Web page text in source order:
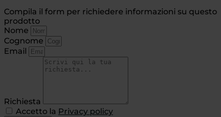
Compila il form per richiedere informazioni su questo
prodotto
Nome
Cognome
Email
Richiesta
Accetto la Privacy policy